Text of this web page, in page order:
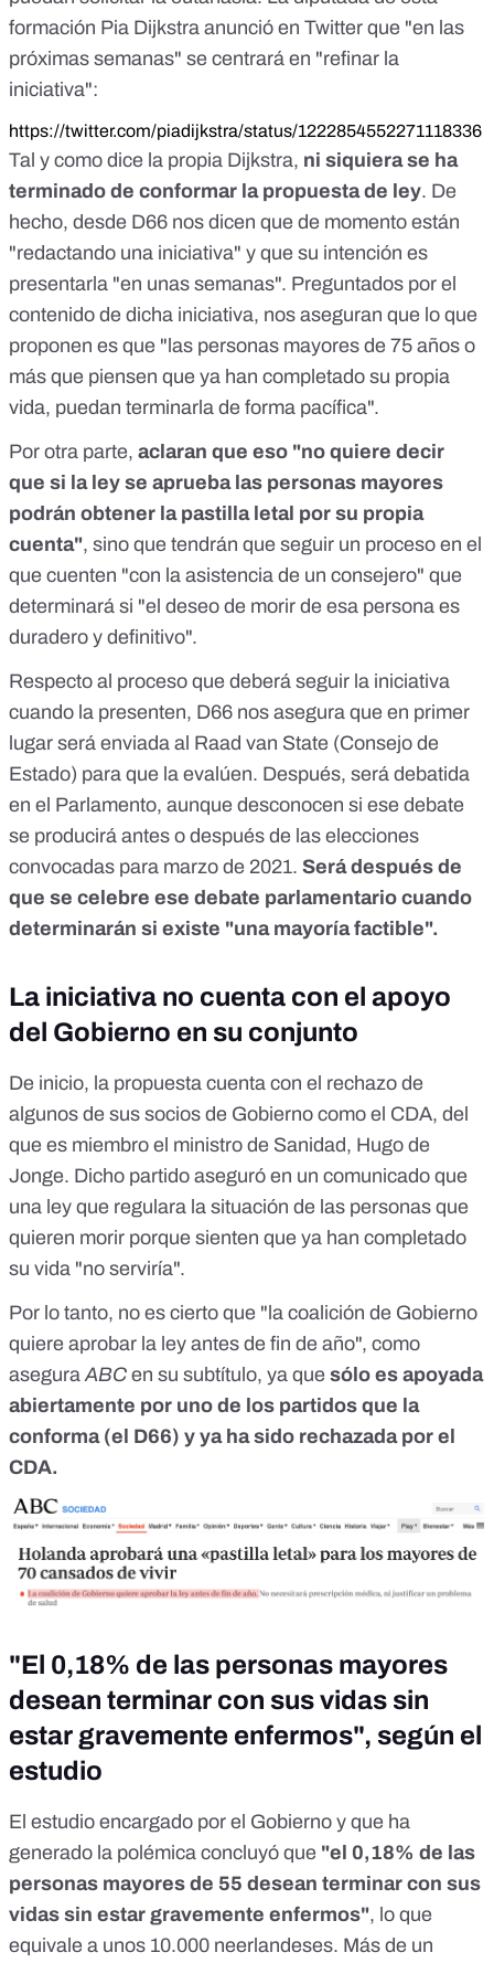
formación Pia Dijkstra anunció en Twitter que "en las
próximas semanas" se centrará en "refinar la
iniciativa":
https://twitter.com/piadijkstra/status/1222854552271118336
Tal y como dice la propia Dijkstra, ni siquiera se ha
terminado de conformar la propuesta de ley. De
hecho, desde D66 nos dicen que de momento están
"redactando una iniciativa" y que su intención es
presentarla "en unas semanas". Preguntados por el
contenido de dicha iniciativa, nos aseguran que lo que
proponen es que "las personas mayores de 75 años o
más que piensen que ya han completado su propia
vida, puedan terminarla de forma pacífica".
Por otra parte, aclaran que eso "no quiere decir
que si la ley se aprueba las personas mayores
podrán obtener la pastilla letal por su propia
cuenta", sino que tendrán que seguir un proceso en el
que cuenten "con la asistencia de un consejero" que
determinará si "el deseo de morir de esa persona es
duradero y definitivo".
Respecto al proceso que deberá seguir la iniciativa
cuando la presenten, D66 nos asegura que en primer
lugar será enviada al Raad van State (Consejo de
Estado) para que la evalúen. Después, será debatida
en el Parlamento, aunque desconocen si ese debate
se producirá antes o después de las elecciones
convocadas para marzo de 2021. Será después de
que se celebre ese debate parlamentario cuando
determinarán si existe "una mayoría factible".
La iniciativa no cuenta con el apoyo
del Gobierno en su conjunto
De inicio, la propuesta cuenta con el rechazo de
algunos de sus socios de Gobierno como el CDA, del
que es miembro el ministro de Sanidad, Hugo de
Jonge. Dicho partido aseguró en un comunicado que
una ley que regulara la situación de las personas que
quieren morir porque sienten que ya han completado
su vida "no serviría".
Por lo tanto, no es cierto que "la coalición de Gobierno
quiere aprobar la ley antes de fin de año", como
asegura ABC en su subtítulo, ya que sólo es apoyada
abiertamente por uno de los partidos que la
conforma (el D66) y ya ha sido rechazada por el
CDA.
"El 0,18% de las personas mayores
desean terminar con sus vidas sin
estar gravemente enfermos", según el
estudio
El estudio encargado por el Gobierno y que ha
generado la polémica concluyó que "el 0,18% de las
personas mayores de 55 desean terminar con sus
vidas sin estar gravemente enfermos", lo que
equivale a unos 10.000 neerlandeses. Más de un